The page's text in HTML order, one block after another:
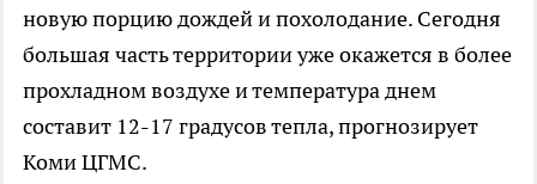
новую порцию дождей и похолодание. Сегодня
большая часть территории уже окажется в более
прохладном воздухе и температура днем
составит 12-17 градусов тепла, прогнозирует
Коми ЦГМС.